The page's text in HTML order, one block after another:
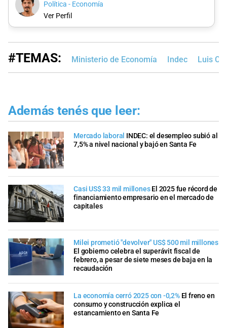
Política - Economía
Ver Perfil
#TEMAS: Ministerio de Economía Indec Luis
Además tenés que leer:
Mercado laboral INDEC: el desempleo subió al
7,5% a nivel nacional y bajó en Santa Fe
Casi US$ 33 mil millones El 2025 fue récord de
financiamiento empresario en el mercado de
capitales
Milei prometió "devolver" US$ 500 mil millones
El gobierno celebra el superávit fiscal de
febrero, a pesar de siete meses de baja en la
recaudación
La economía cerró 2025 con -0,2% El freno en
consumo y construcción explica el
estancamiento en Santa Fe